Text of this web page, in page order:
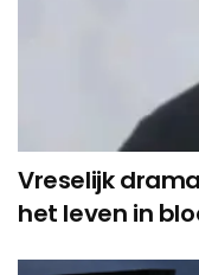
Vreselijk
het leven in